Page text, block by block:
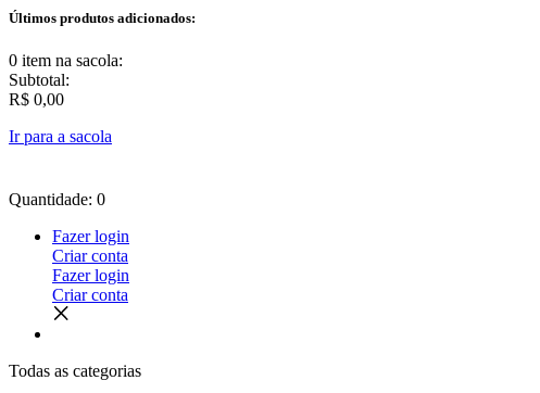
Últimos produtos adicionados:
0 item na sacola:
Subtotal:
R$ 0,00
Ir para a sacola
Quantidade: 0
Fazer login
Criar conta
Fazer login
Criar conta
Todas as categorias